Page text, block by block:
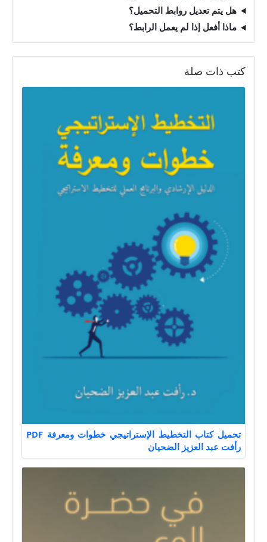
هل يتم تعديل روابط التحميل؟
ماذا أفعل إذا لم يعمل الرابط؟
كتب ذات صلة
تحميل كتاب التخطيط الإستراتيجي خطوات ومعرفة PDF
رأفت عبد العزيز الضحيان